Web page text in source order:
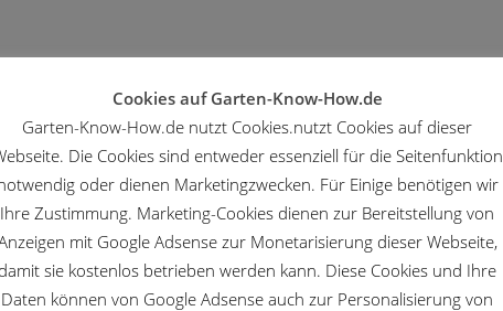
Cookies auf Garten-Know-How.de
Garten-Know-How.de nutzt Cookies.nutzt Cookies auf dieser
Die Cookies sind entweder essenziell für die Seitenfunktion
oder dienen Marketingzwecken. Für Einige benötigen wir
Ihre Zustimmung. Marketing-Cookies dienen zur Bereitstellung von
mit Google Adsense zur Monetarisierung dieser Webseite,
sie kostenlos betrieben werden kann. Diese Cookies und Ihre
Daten können von Google Adsense auch zur Personalisierung von